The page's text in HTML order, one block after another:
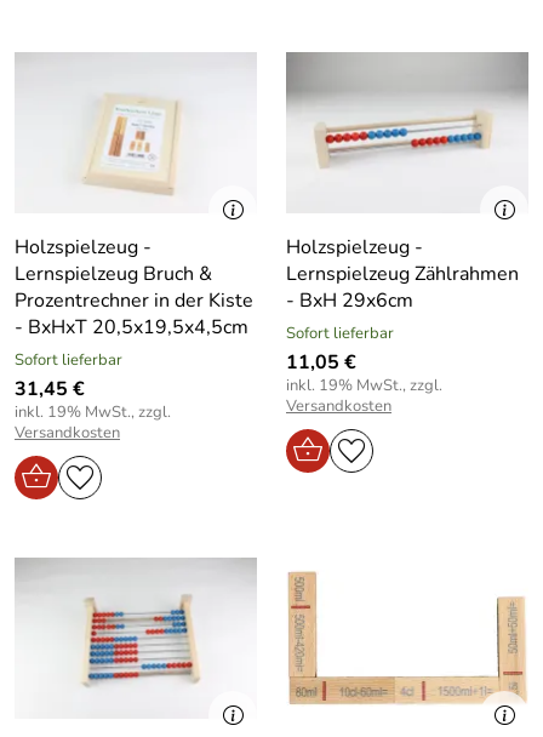
Holzspielzeug -
Lernspielzeug Bruch &
Prozentrechner in der Kiste
- BxHxT 20,5x19,5x4,5cm
Sofort lieferbar
31,45 €
inkl. 19% MwSt., zzgl.
Versandkosten
Holzspielzeug -
Lernspielzeug Zählrahmen
- BxH 29x6cm
Sofort lieferbar
11,05 €
inkl. 19% MwSt., zzgl.
Versandkosten